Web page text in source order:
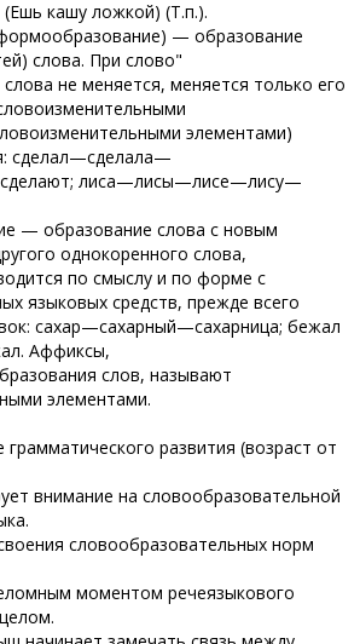
(Ешь кашу ложкой) (Т.п.).
— образование
слова. При слово"
не меняется, меняется только его
элементами)
сделал—сделала—
лиса—лисы—лисе—лису—
— образование слова с новым
однокоренного слова,
по смыслу и по форме с
языковых средств, прежде всего
сахар—сахарный—сахарница; бежал
Аффиксы,
слов, называют
элементами.
развития (возраст от
внимание на словообразовательной
словообразовательных норм
моментом речеязыкового